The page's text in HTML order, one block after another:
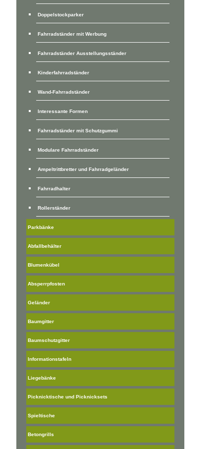
Doppelstockparker
Fahrradständer mit Werbung
Fahrradständer Ausstellungsständer
Kinderfahrradständer
Wand-Fahrradständer
Interessante Formen
Fahrradständer mit Schutzgummi
Modulare Fahrradständer
Ampeltrittbretter und Fahrradgeländer
Fahrradhalter
Rollerständer
Parkbänke
Abfallbehälter
Blumenkübel
Absperrpfosten
Geländer
Baumgitter
Baumschutzgitter
Informationstafeln
Liegebänke
Picknicktische und Picknicksets
Spieltische
Betongrills